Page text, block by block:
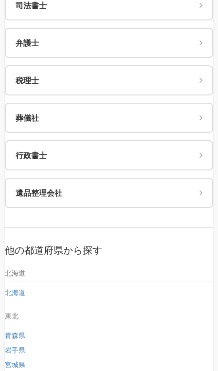
司法書士
弁護士
税理士
葬儀社
行政書士
遺品整理会社
他の都道府県から探す
北海道
北海道
東北
青森県
岩手県
宮城県